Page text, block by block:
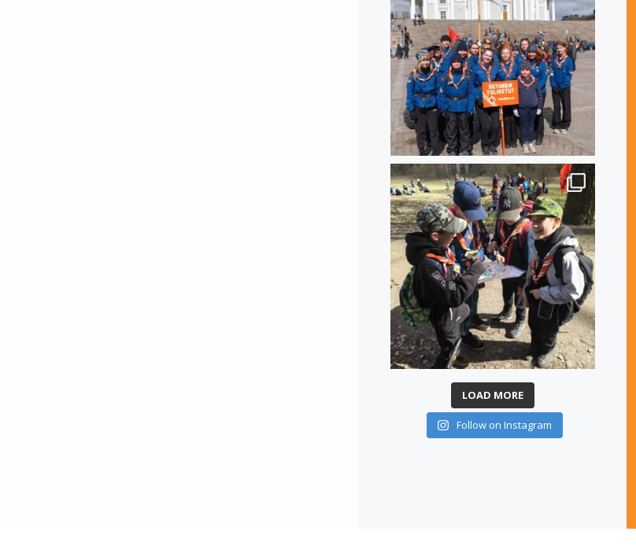
LOAD MORE
Follow on Instagram